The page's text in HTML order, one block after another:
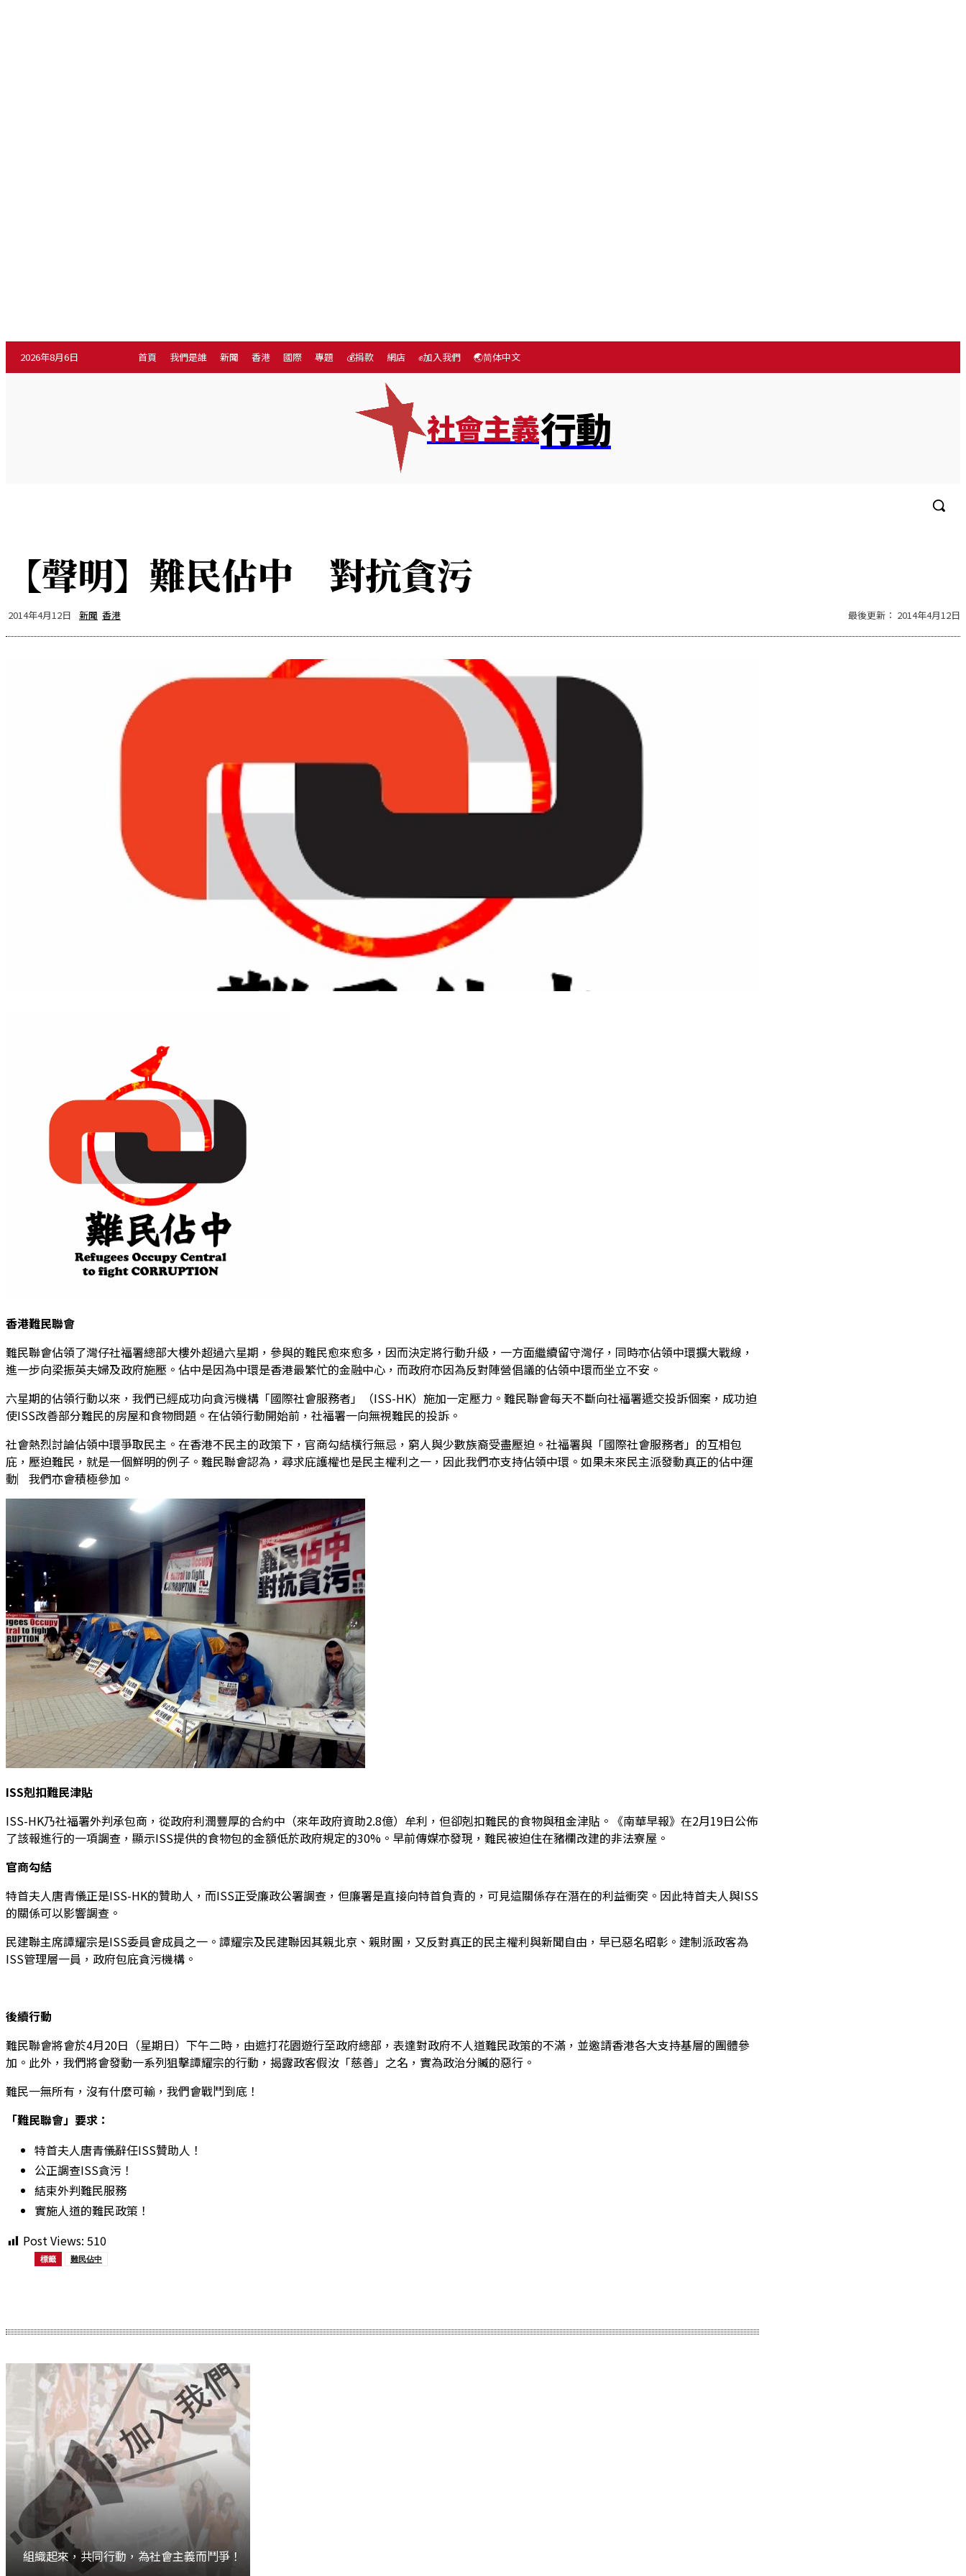
2026年8月6日 首頁 我們是誰 新聞 香港 國際 專題 💰捐款 網店 ✊加入我們 🌏简体中文
社會主義行動
【聲明】難民佔中 對抗貪污
2014年4月12日 最後更新： 2014年4月12日
新聞 香港
香港難民聯會
難民聯會佔領了灣仔社福署總部大樓外超過六星期，參與的難民愈來愈多，因而決定將行動升級，一方面繼續留守灣仔，同時亦佔領中環擴大戰線，
進一步向梁振英夫婦及政府施壓。佔中是因為中環是香港最繁忙的金融中心，而政府亦因為反對陣營倡議的佔領中環而坐立不安。
六星期的佔領行動以來，我們已經成功向貪污機構「國際社會服務者」（ISS-HK）施加一定壓力。難民聯會每天不斷向社福署遞交投訴個案，成功迫
使ISS改善部分難民的房屋和食物問題。在佔領行動開始前，社福署一向無視難民的投訴。
社會熱烈討論佔領中環爭取民主。在香港不民主的政策下，官商勾結橫行無忌，窮人與少數族裔受盡壓迫。社福署與「國際社會服務者」的互相包
庇，壓迫難民，就是一個鮮明的例子。難民聯會認為，尋求庇護權也是民主權利之一，因此我們亦支持佔領中環。如果未來民主派發動真正的佔中運
動︳我們亦會積極參加。
ISS剋扣難民津貼
ISS-HK乃社福署外判承包商，從政府利潤豐厚的合約中（來年政府資助2.8億）牟利，但卻剋扣難民的食物與租金津貼。《南華早報》在2月19日公佈
了該報進行的一項調查，顯示ISS提供的食物包的金額低於政府規定的30%。早前傳媒亦發現，難民被迫住在豬欄改建的非法寮屋。
官商勾結
特首夫人唐青儀正是ISS-HK的贊助人，而ISS正受廉政公署調查，但廉署是直接向特首負責的，可見這關係存在潛在的利益衝突。因此特首夫人與ISS
的關係可以影響調查。
民建聯主席譚耀宗是ISS委員會成員之一。譚耀宗及民建聯因其親北京、親財團，又反對真正的民主權利與新聞自由，早已惡名昭彰。建制派政客為
ISS管理層一員，政府包庇貪污機構。
後續行動
難民聯會將會於4月20日（星期日）下午二時，由遮打花園遊行至政府總部，表達對政府不人道難民政策的不滿，並邀請香港各大支持基層的團體參
加。此外，我們將會發動一系列狙擊譚耀宗的行動，揭露政客假汝「慈善」之名，實為政治分贓的惡行。
難民一無所有，沒有什麼可輸，我們會戰鬥到底！
「難民聯會」要求：
特首夫人唐青儀辭任ISS贊助人！
公正調查ISS貪污！
結束外判難民服務
實施人道的難民政策！
Post Views: 510
標籤 難民佔中
組織起來，共同行動，為社會主義而鬥爭！